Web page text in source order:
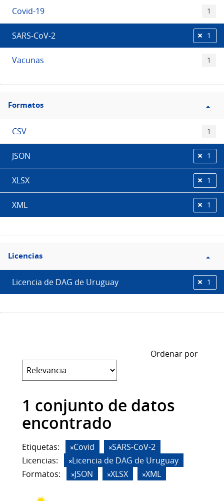
Covid-19 1
SARS-CoV-2 1
Vacunas 1
Filtro
Formatos
Formatos
CSV 1
JSON 1
XLSX 1
XML 1
Filtro
Licencias
Licencias
Licencia de DAG de Uruguay 1
Ordenar por
1 conjunto de datos
encontrado
Etiquetas: Covid
SARS-CoV-2
Licencias:
Licencia de DAG de Uruguay
Formatos:
JSON XLSX XML